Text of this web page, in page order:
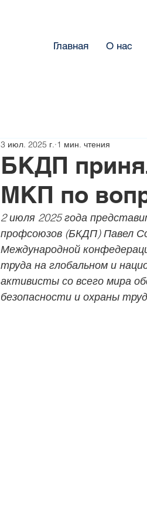
Главная О нас
БКДП
МКП по
3 июл. 2025 г. 1 мин. чтения
2 июля 2025 года
профсоюзов (БКДП) Павел
Международной
труда на глобальном и
активисты со всего мира
безопасности и охраны